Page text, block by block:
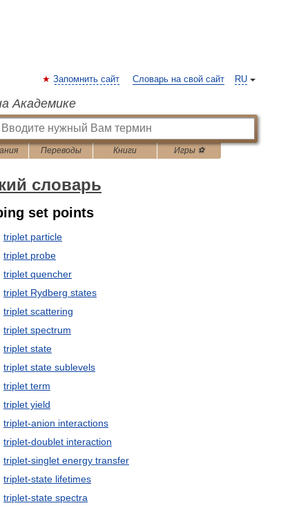
RU
Запомнить сайт Словарь на свой сайт
Академике
Переводы Книги Игры ⚽
словарь
set points
triplet particle
triplet probe
triplet quencher
triplet Rydberg states
triplet scattering
triplet spectrum
triplet state
triplet state sublevels
triplet term
triplet yield
triplet-anion interactions
triplet-doublet interaction
triplet-singlet energy transfer
triplet-state lifetimes
triplet-state spectra